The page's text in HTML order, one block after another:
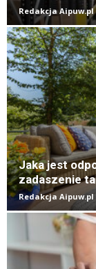
Redakcja Aipuw.pl
Jaka jest
zadaszenie
Redakcja Aipuw.pl